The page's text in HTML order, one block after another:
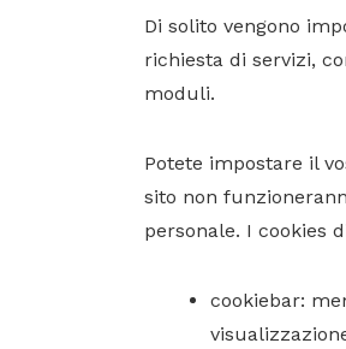
Di solito vengono
richiesta di servizi,
moduli.
Potete impostare il
sito non
personale. I cookies
cookiebar: